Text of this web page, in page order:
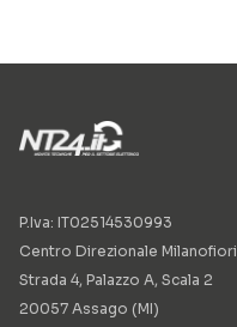
P.Iva: IT02514530993
Centro Direzionale Milanofiori
Strada 4, Palazzo A, Scala 2
20057 Assago (MI)